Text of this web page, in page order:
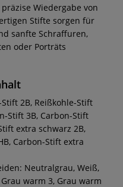
Wiedergabe von
Stifte sorgen für
sanfte Schraffuren,
oder Porträts
2B, Reißkohle-Stift
Stift 3B, Carbon-Stift
extra schwarz 2B,
Carbon-Stift extra
Neutralgrau, Weiß,
warm 3, Grau warm